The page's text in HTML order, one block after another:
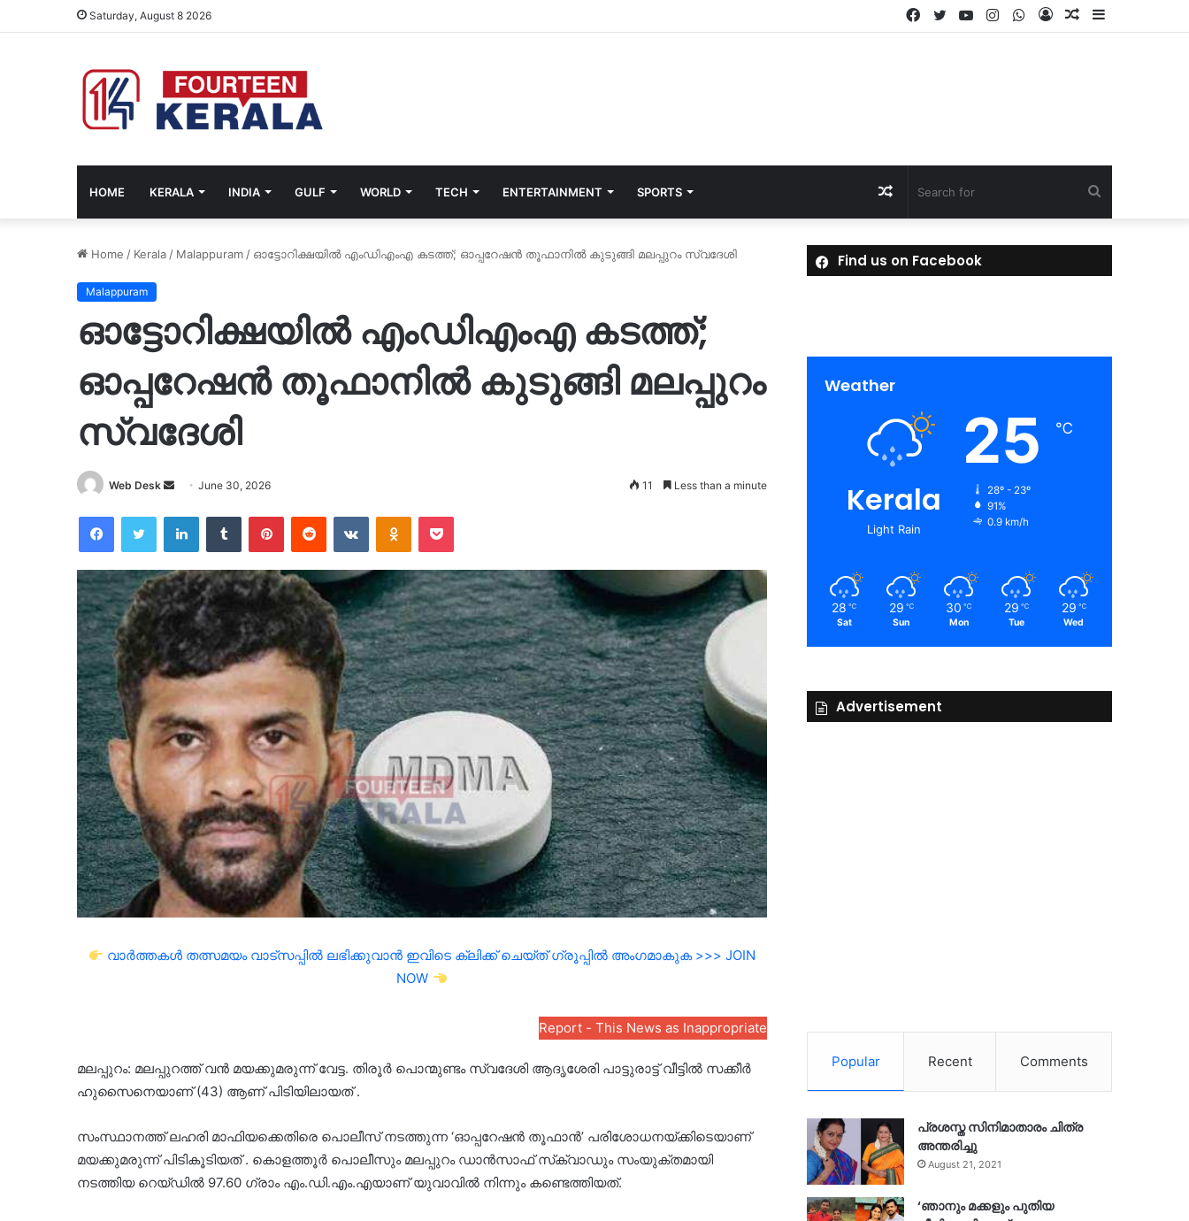
Saturday, August 8 2026 Sidebar
Random
Log
WhatsApp
Instagram
YouTube
Twitter
Facebook
HOME KERALA INDIA GULF WORLD TECH ENTERTAINMENT SPORTS
for
Random
Article
Home / Kerala / Malappuram / ഓട്ടോറിക്ഷയിൽ എംഡിഎംഎ കടത്ത്; ഓപ്പറേഷൻ തൂഫാനിൽ കുടുങ്ങി മലപ്പുറം സ്വദേശി
Malappuram
ഓട്ടോറിക്ഷയിൽ എംഡിഎംഎ കടത്ത്;
ഓപ്പറേഷൻ തൂഫാനിൽ കുടുങ്ങി മലപ്പുറം
സ്വദേശി
Web Desk
Send
email
June 30, 2026 11 Less than a minute
FacebookTwitter LinkedInTumblr PinterestReddit VKontakteOdnoklassniki
Pocket
വാർത്തകൾ തത്സമയം വാട്സപ്പിൽ ലഭിക്കുവാൻ ഇവിടെ ക്ലിക്ക് ചെയ്ത് ഗ്രൂപ്പിൽ അംഗമാകുക >>> JOIN
NOW
Report - This News as Inappropriate
മലപ്പുറം: മലപ്പുറത്ത് വൻ മയക്കുമരുന്ന് വേട്ട. തിരൂർ പൊന്മുണ്ടം സ്വദേശി ആദൃശേരി പാട്ടുരാട്ട് വീട്ടിൽ സക്കീർ
ഹുസൈനെയാണ് (43) ആണ് പിടിയിലായത് .
സംസ്ഥാനത്ത് ലഹരി മാഫിയക്കെതിരെ പൊലീസ് നടത്തുന്ന ‘ഓപ്പറേഷൻ തൂഫാൻ’ പരിശോധനയ്ക്കിടെയാണ്
മയക്കുമരുന്ന് പിടികൂടിയത് . കൊളത്തൂർ പൊലീസും മലപ്പുറം ഡാൻസാഫ് സ്‌ക്വാഡും സംയുക്തമായി
നടത്തിയ റെയ്ഡിൽ 97.60 ഗ്രാം എം.ഡി.എം.എയാണ് യുവാവിൽ നിന്നും കണ്ടെത്തിയത്.
Find us on Facebook
Weather
Kerala
Light Rain
25 ℃
28º - 23º
91%
0.9 km/h
28 ℃
Sat
29 ℃
Sun
30 ℃
Mon
29 ℃
Tue
29 ℃
Wed
Advertisement
Popular Recent Comments
പ്രശസ്ത സിനിമാതാരം ചിത്ര
അന്തരിച്ചു
August 21, 2021
‘ഞാനും മക്കളും പുതിയ